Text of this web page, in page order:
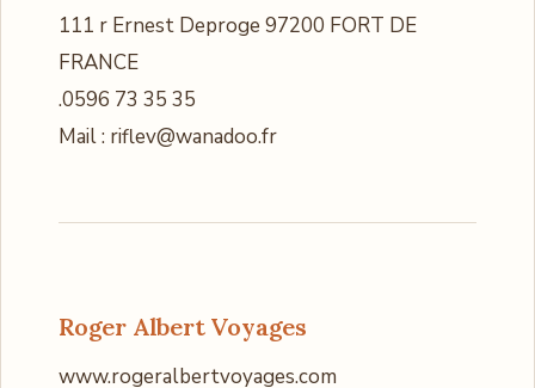
111 r Ernest Deproge 97200 FORT DE
FRANCE
.0596 73 35 35
Mail : riflev@wanadoo.fr
Roger Albert Voyages
www.rogeralbertvoyages.com